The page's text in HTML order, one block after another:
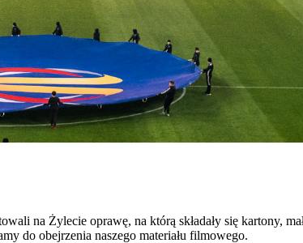
na Żylecie oprawę, na którą składały się kartony,
do obejrzenia naszego materiału filmowego.